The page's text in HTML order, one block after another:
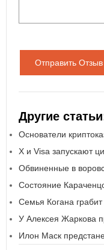
Отправить Отзыв
Другие
Основатели
X и Visa запускают
Обвиненные в
Состояние
Семья Когана
У Алексея Жаркова
Илон Маск